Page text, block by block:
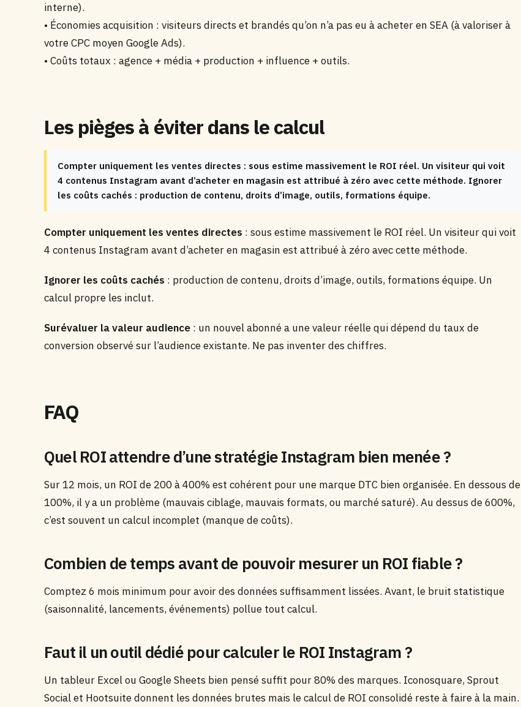
interne).
• Économies acquisition : visiteurs directs et brandés qu’on n’a pas eu à acheter en SEA (à valoriser à
votre CPC moyen Google Ads).
• Coûts totaux : agence + média + production + influence + outils.
Les pièges à éviter dans le calcul
Compter uniquement les ventes directes : sous estime massivement le ROI réel. Un visiteur qui voit
4 contenus Instagram avant d’acheter en magasin est attribué à zéro avec cette méthode. Ignorer
les coûts cachés : production de contenu, droits d’image, outils, formations équipe.
Compter uniquement les ventes directes : sous estime massivement le ROI réel. Un visiteur qui voit
4 contenus Instagram avant d’acheter en magasin est attribué à zéro avec cette méthode.
Ignorer les coûts cachés : production de contenu, droits d’image, outils, formations équipe. Un
calcul propre les inclut.
Surévaluer la valeur audience : un nouvel abonné a une valeur réelle qui dépend du taux de
conversion observé sur l’audience existante. Ne pas inventer des chiffres.
FAQ
Quel ROI attendre d’une stratégie Instagram bien menée ?
Sur 12 mois, un ROI de 200 à 400% est cohérent pour une marque DTC bien organisée. En dessous de
100%, il y a un problème (mauvais ciblage, mauvais formats, ou marché saturé). Au dessus de 600%,
c’est souvent un calcul incomplet (manque de coûts).
Combien de temps avant de pouvoir mesurer un ROI fiable ?
Comptez 6 mois minimum pour avoir des données suffisamment lissées. Avant, le bruit statistique
(saisonnalité, lancements, événements) pollue tout calcul.
Faut il un outil dédié pour calculer le ROI Instagram ?
Un tableur Excel ou Google Sheets bien pensé suffit pour 80% des marques. Iconosquare, Sprout
Social et Hootsuite donnent les données brutes mais le calcul de ROI consolidé reste à faire à la main.